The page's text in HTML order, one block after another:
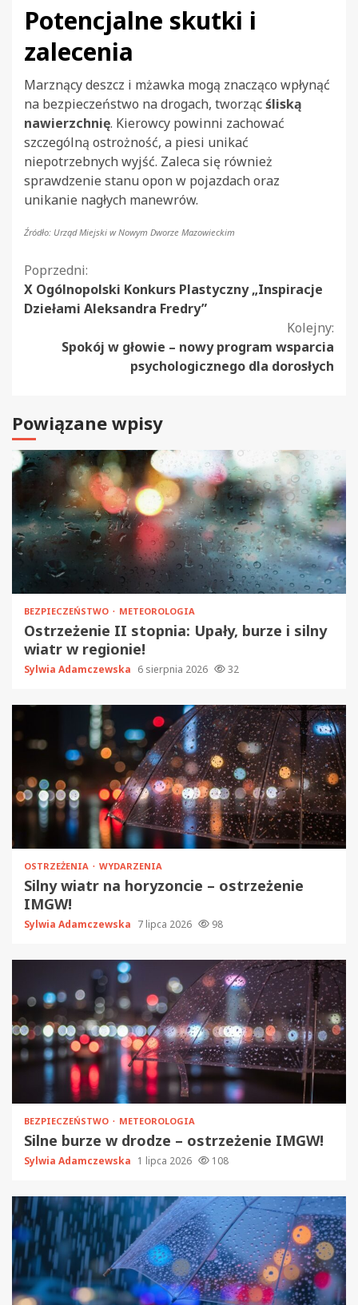
Potencjalne skutki i
zalecenia
Marznący deszcz i mżawka mogą znacząco wpłynąć
na bezpieczeństwo na drogach, tworzącśliską
nawierzchnię. Kierowcy powinni zachować
szczególną ostrożność, a piesi unikać
niepotrzebnych wyjść. Zaleca się również
sprawdzenie stanu opon w pojazdach oraz
unikanie nagłych manewrów.
Źródło: Urząd Miejski w Nowym Dworze Mazowieckim
Kontynuuj
czytanie
Poprzedni:
X Ogólnopolski Konkurs Plastyczny „Inspiracje
Dziełami Aleksandra Fredry”
Kolejny:
Spokój w głowie – nowy program wsparcia
psychologicznego dla dorosłych
Powiązane wpisy
BEZPIECZEŃSTWO METEOROLOGIA
Ostrzeżenie II stopnia: Upały, burze i silny
wiatr w regionie!
Sylwia Adamczewska 6 sierpnia 2026 32
OSTRZEŻENIA WYDARZENIA
Silny wiatr na horyzoncie – ostrzeżenie
IMGW!
Sylwia Adamczewska 7 lipca 2026 98
BEZPIECZEŃSTWO METEOROLOGIA
Silne burze w drodze – ostrzeżenie IMGW!
Sylwia Adamczewska 1 lipca 2026 108